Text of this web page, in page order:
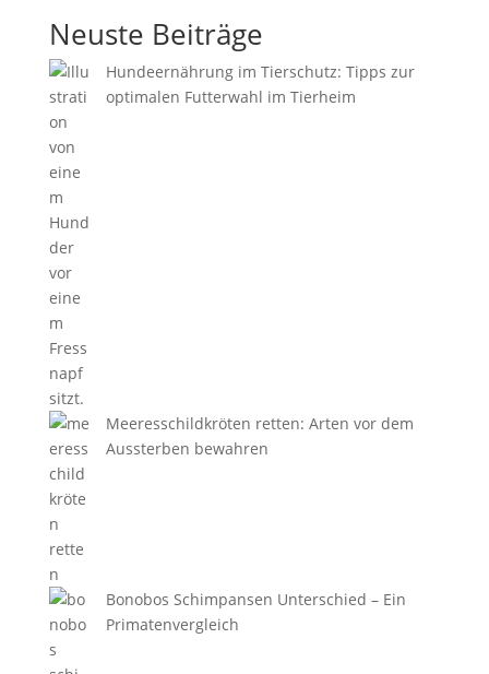
Neuste Beiträge
Hundeernährung im Tierschutz: Tipps zur
optimalen Futterwahl im Tierheim
Meeresschildkröten retten: Arten vor dem
Aussterben bewahren
Bonobos Schimpansen Unterschied – Ein
Primatenvergleich